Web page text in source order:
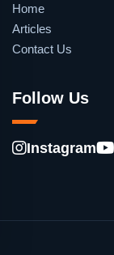
Home
Articles
Contact Us
Follow Us
Instagram